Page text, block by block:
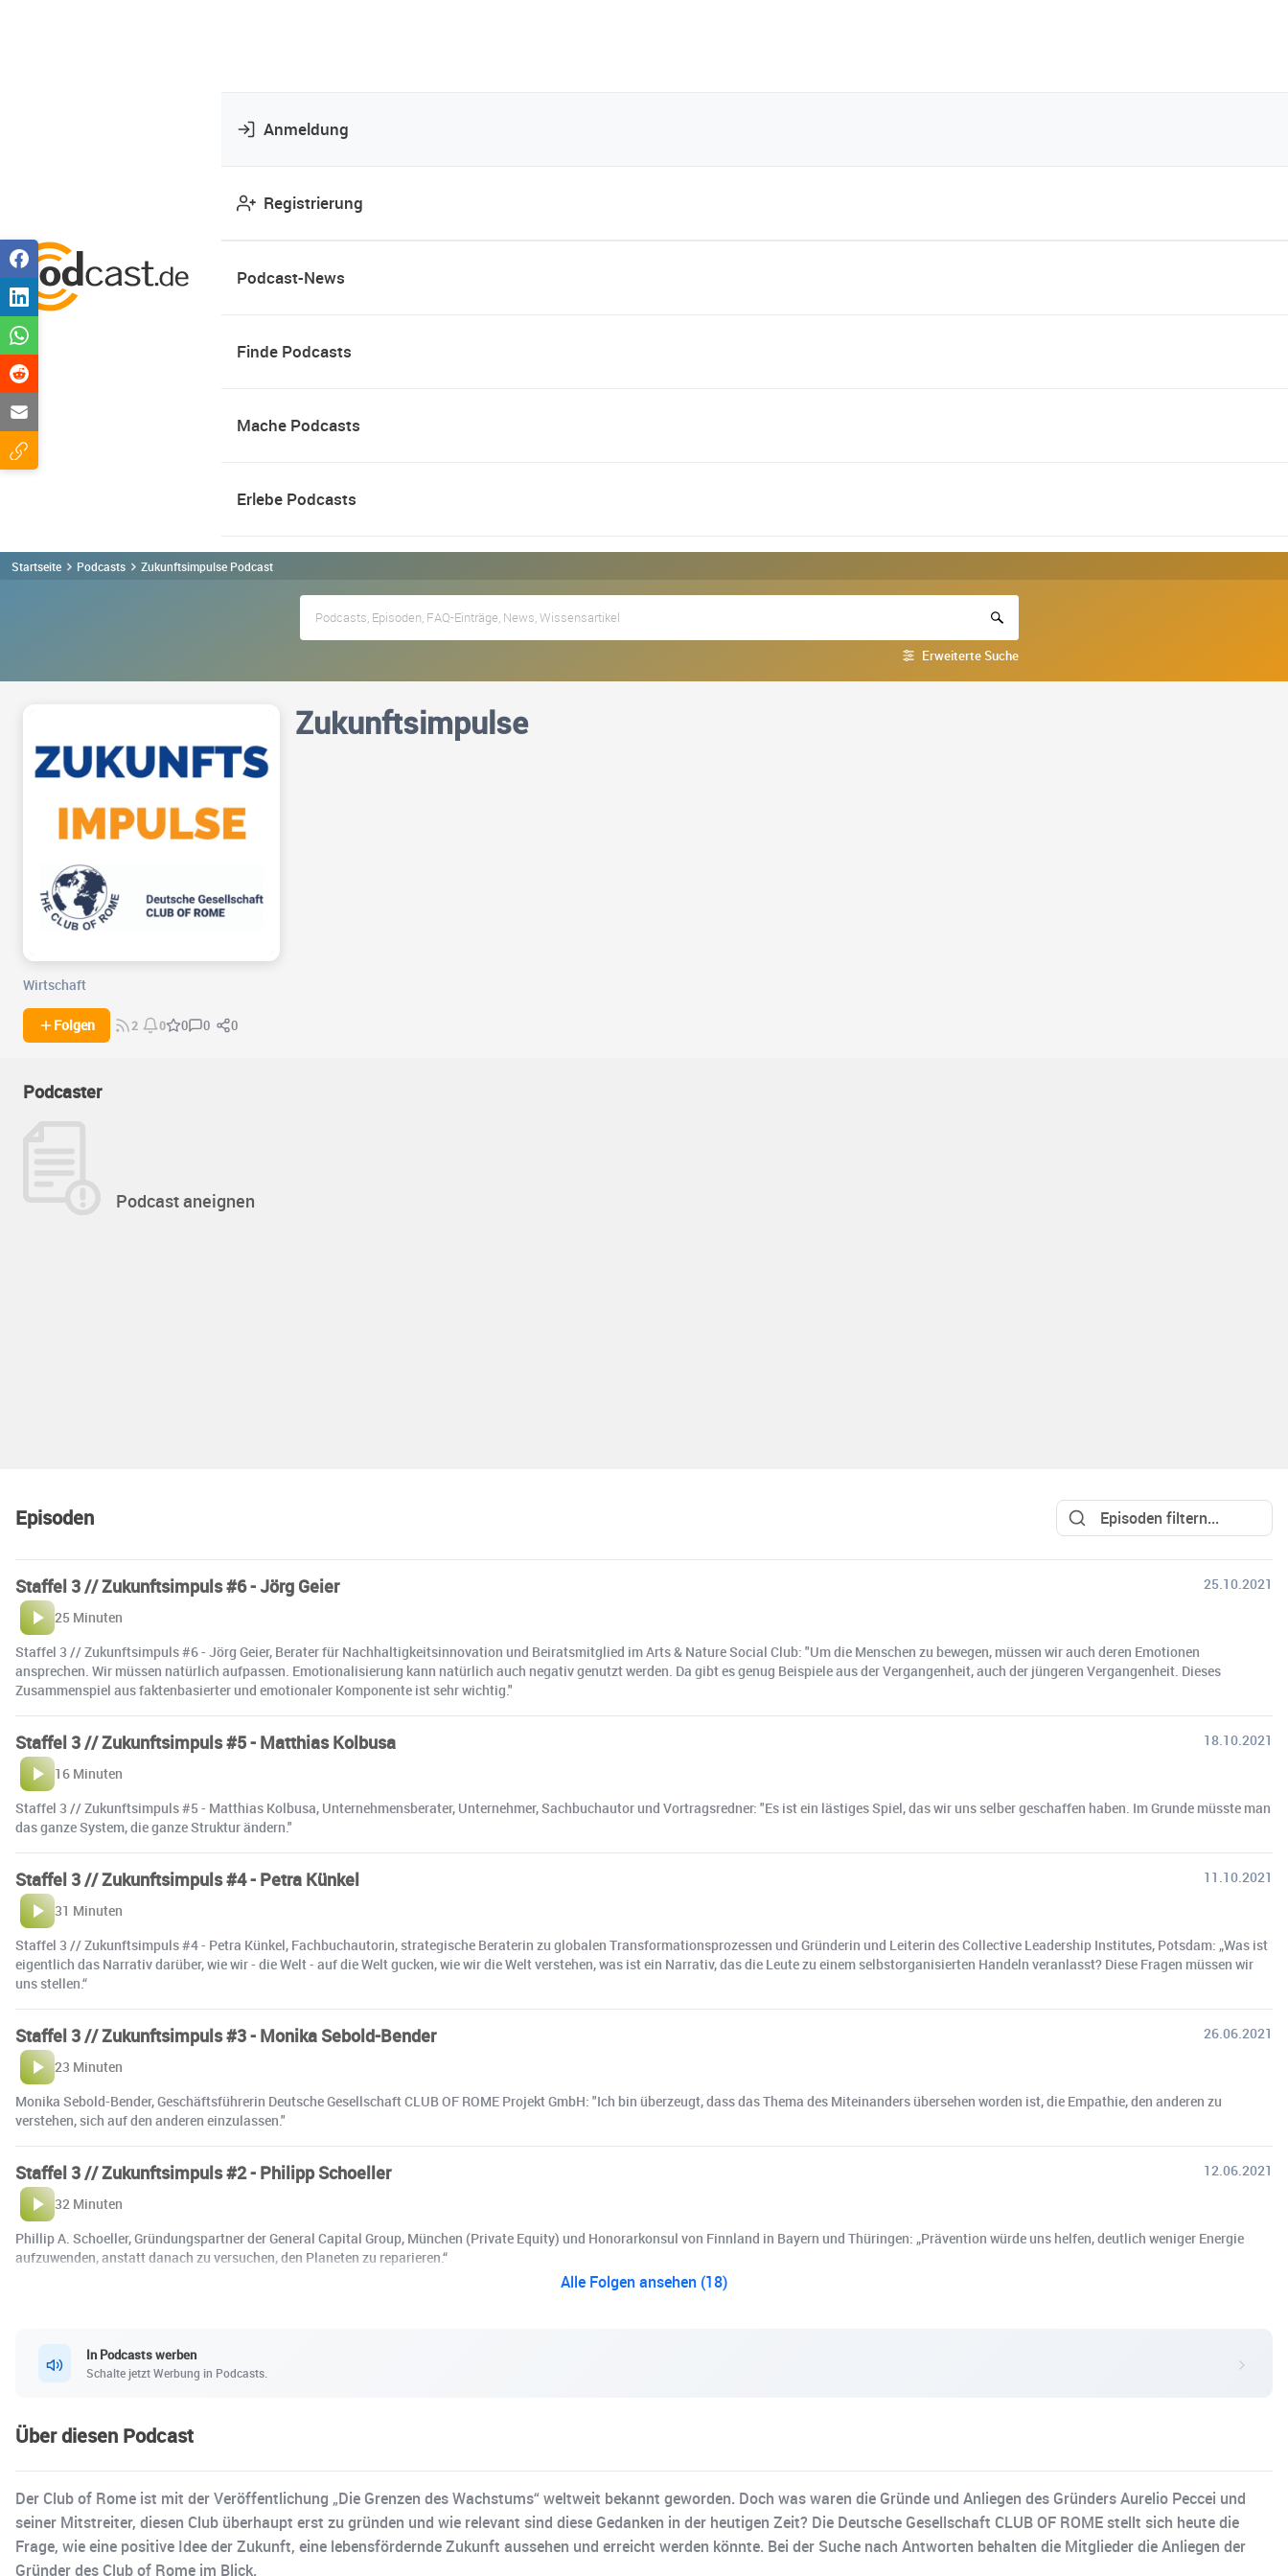
Anmeldung
Registrierung
Podcast-News
Finde Podcasts
Mache Podcasts
Erlebe Podcasts
Startseite Podcasts Zukunftsimpulse Podcast
Erweiterte Suche
Zukunftsimpulse
Wirtschaft
Folgen 2 0 0 0 0
Podcaster
Podcast aneignen
Episoden
Staffel 3 // Zukunftsimpuls #6 - Jörg Geier
25.10.2021
25 Minuten
Staffel 3 // Zukunftsimpuls #6 - Jörg Geier, Berater für Nachhaltigkeitsinnovation und Beiratsmitglied im Arts & Nature Social Club: "Um die Menschen zu bewegen, müssen wir auch deren Emotionen
ansprechen. Wir müssen natürlich aufpassen. Emotionalisierung kann natürlich auch negativ genutzt werden. Da gibt es genug Beispiele aus der Vergangenheit, auch der jüngeren Vergangenheit. Dieses
Zusammenspiel aus faktenbasierter und emotionaler Komponente ist sehr wichtig."
Staffel 3 // Zukunftsimpuls #5 - Matthias Kolbusa
18.10.2021
16 Minuten
Staffel 3 // Zukunftsimpuls #5 - Matthias Kolbusa, Unternehmensberater, Unternehmer, Sachbuchautor und Vortragsredner: "Es ist ein lästiges Spiel, das wir uns selber geschaffen haben. Im Grunde müsste man
das ganze System, die ganze Struktur ändern."
Staffel 3 // Zukunftsimpuls #4 - Petra Künkel
11.10.2021
31 Minuten
Staffel 3 // Zukunftsimpuls #4 - Petra Künkel, Fachbuchautorin, strategische Beraterin zu globalen Transformationsprozessen und Gründerin und Leiterin des Collective Leadership Institutes, Potsdam: „Was ist
eigentlich das Narrativ darüber, wie wir - die Welt - auf die Welt gucken, wie wir die Welt verstehen, was ist ein Narrativ, das die Leute zu einem selbstorganisierten Handeln veranlasst? Diese Fragen müssen wir
uns stellen.“
Staffel 3 // Zukunftsimpuls #3 - Monika Sebold-Bender
26.06.2021
23 Minuten
Monika Sebold-Bender, Geschäftsführerin Deutsche Gesellschaft CLUB OF ROME Projekt GmbH: "Ich bin überzeugt, dass das Thema des Miteinanders übersehen worden ist, die Empathie, den anderen zu
verstehen, sich auf den anderen einzulassen."
Staffel 3 // Zukunftsimpuls #2 - Philipp Schoeller
12.06.2021
32 Minuten
Phillip A. Schoeller, Gründungspartner der General Capital Group, München (Private Equity) und Honorarkonsul von Finnland in Bayern und Thüringen: „Prävention würde uns helfen, deutlich weniger Energie
aufzuwenden, anstatt danach zu versuchen, den Planeten zu reparieren.“
Alle Folgen ansehen (18)
In Podcasts werben
Schalte jetzt Werbung in Podcasts.
Über diesen Podcast
Der Club of Rome ist mit der Veröffentlichung „Die Grenzen des Wachstums“ weltweit bekannt geworden. Doch was waren die Gründe und Anliegen des Gründers Aurelio Peccei und
seiner Mitstreiter, diesen Club überhaupt erst zu gründen und wie relevant sind diese Gedanken in der heutigen Zeit? Die Deutsche Gesellschaft CLUB OF ROME stellt sich heute die
Frage, wie eine positive Idee der Zukunft, eine lebensfördernde Zukunft aussehen und erreicht werden könnte. Bei der Suche nach Antworten behalten die Mitglieder die Anliegen der
Gründer des Club of Rome im Blick.